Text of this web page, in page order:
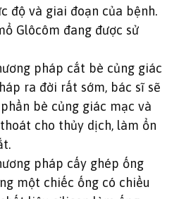
độ và giai đoạn của bệnh.
Glôcôm đang được sử
pháp cắt bè củng giác
ra đời rất sớm, bác sĩ sẽ
bè củng giác mạc và
cho thủy dịch, làm ổn
pháp cấy ghép ống
một chiếc ống có chiều